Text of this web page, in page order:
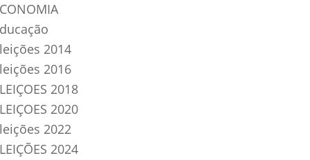
2014
2016
2018
2020
2022
2024